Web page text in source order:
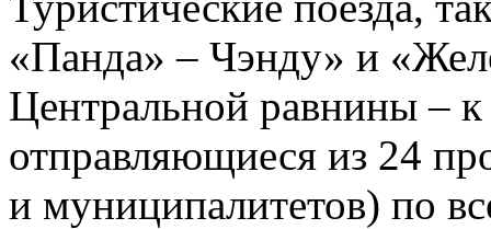
«Панда» – Чэнду» и
Центральной равнины –
отправляющиеся из 24
и муниципалитетов) по